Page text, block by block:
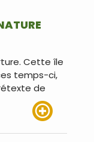
Cette île
temps-ci,
de